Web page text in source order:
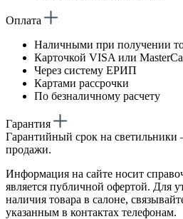
Оплата
Наличными при получении
Карточкой VISA или
Через систему ЕРИП
Картами рассрочки
По безналичному расчету
Гарантия
Гарантийный срок на
продажи.
Информация на сайте носит
является публичной офертой. Для
наличия товара в салоне,
указанным в контактах телефонам.